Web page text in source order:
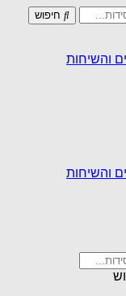
חיפוש
והשיחות
והשיחות